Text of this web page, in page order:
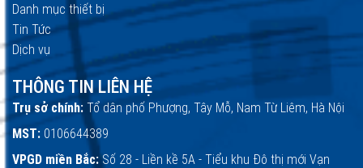
Danh mục thiết bị
Tin Tức
Dịch vụ
THÔNG TIN LIÊN HỆ
Trụ sở chính: Tổ dân phố Phượng, Tây Mỗ, Nam Từ Liêm, Hà Nội
MST: 0106644389
VPGD miền Bắc:Số 28 - Liền kề 5A - Tiểu khu Đô thị mới Vạn